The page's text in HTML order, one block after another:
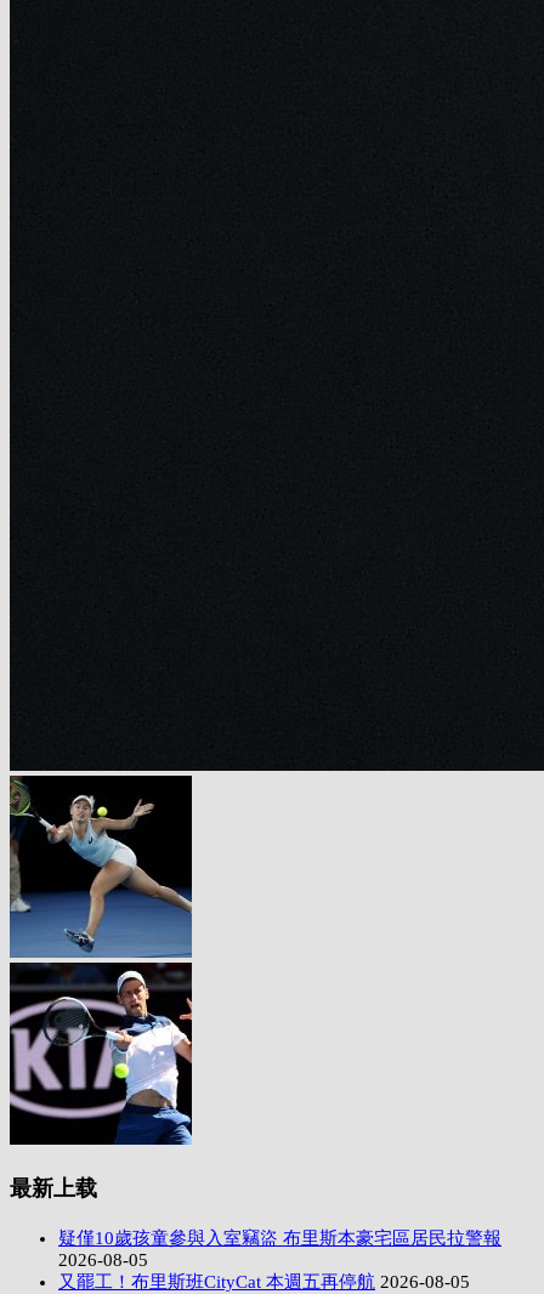
最新上载
疑僅10歲孩童參與入室竊盜 布里斯本豪宅區居民拉警報
2026-08-05
又罷工！布里斯班CityCat 本週五再停航 2026-08-05